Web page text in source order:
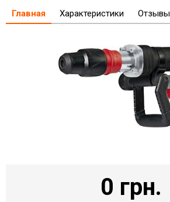
Главная Характеристики Отзывы
0 грн.